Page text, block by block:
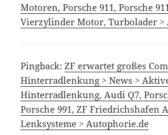
Motoren, Porsche 911, Porsche
Vierzylinder Motor, Turbolader >
Pingback:ZF erwartet großes
Hinterradlenkung > News >
Hinterradlenkung, Audi Q7,
Porsche 991, ZF Friedrichshafen
Lenksysteme > Autophorie.de